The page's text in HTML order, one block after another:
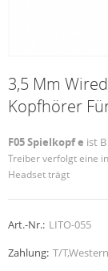
3,5 Mm
Kopfhörer
F05 Spielkopfe ist B
Treiber verfolgt eine
Headset trägt
Art.-Nr.: LITO-055
Zahlung: T/